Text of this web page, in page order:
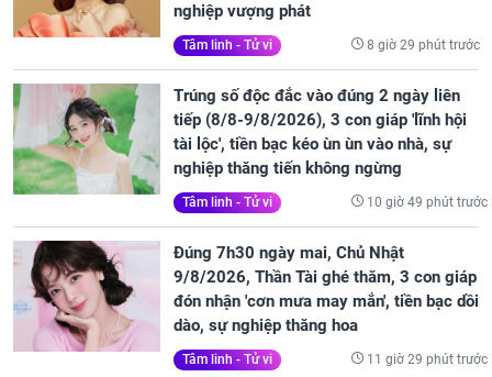
nghiệp vượng phát
Tâm linh - Tử vi 8 giờ 29 phút trước
Trúng số độc đắc vào đúng 2 ngày liên
tiếp (8/8-9/8/2026), 3 con giáp 'lĩnh hội
tài lộc', tiền bạc kéo ùn ùn vào nhà, sự
nghiệp thăng tiến không ngừng
Tâm linh - Tử vi 10 giờ 49 phút trước
Đúng 7h30 ngày mai, Chủ Nhật
9/8/2026, Thần Tài ghé thăm, 3 con giáp
đón nhận 'cơn mưa may mắn', tiền bạc dồi
dào, sự nghiệp thăng hoa
Tâm linh - Tử vi 11 giờ 29 phút trước